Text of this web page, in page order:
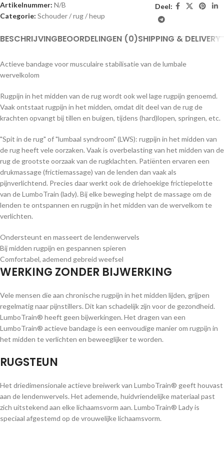
Artikelnummer: N/B
Categorie: Schouder / rug / heup
Deel:
BESCHRIJVINGBEOORDELINGEN (0)SHIPPING & DELIVERY
Actieve bandage voor musculaire stabilisatie van de lumbale
wervelkolom
Rugpijn in het midden van de rug wordt ook wel lage rugpijn genoemd.
Vaak ontstaat rugpijn in het midden, omdat dit deel van de rug de
krachten opvangt bij tillen en buigen, tijdens (hard)lopen, springen, etc.
"Spit in de rug" of "lumbaal syndroom" (LWS): rugpijn in het midden van
de rug heeft vele oorzaken. Vaak is overbelasting van het midden van de
rug de grootste oorzaak van de rugklachten. Patiënten ervaren een
drukmassage (frictiemassage) van de lenden dan vaak als
pijnverlichtend. Precies daar werkt ook de driehoekige frictiepelotte
van de LumboTrain (lady). Bij elke beweging helpt de massage om de
lenden te ontspannen en rugpijn in het midden van de wervelkom te
verlichten.
Ondersteunt en masseert de lendenwervels
Bij midden rugpijn en gespannen spieren
Comfortabel, ademend gebreid weefsel
WERKING ZONDER BIJWERKING
Vele mensen die aan chronische rugpijn in het midden lijden, grijpen
regelmatig naar pijnstillers. Dit kan schadelijk zijn voor de gezondheid.
LumboTrain® heeft geen bijwerkingen. Het dragen van een
LumboTrain® actieve bandage is een eenvoudige manier om rugpijn in
het midden te verlichten en beweeglijker te worden.
RUGSTEUN
Het driedimensionale actieve breiwerk van LumboTrain® geeft houvast
aan de lendenwervels. Het ademende, huidvriendelijke materiaal past
zich uitstekend aan elke lichaamsvorm aan. LumboTrain® Lady is
speciaal afgestemd op de vrouwelijke lichaamsvorm.